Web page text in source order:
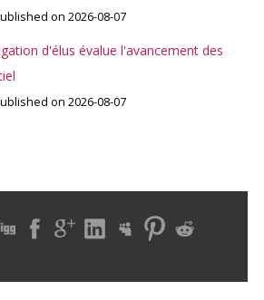
on 2026-08-07
d'élus évalue l'avancement des
on 2026-08-07